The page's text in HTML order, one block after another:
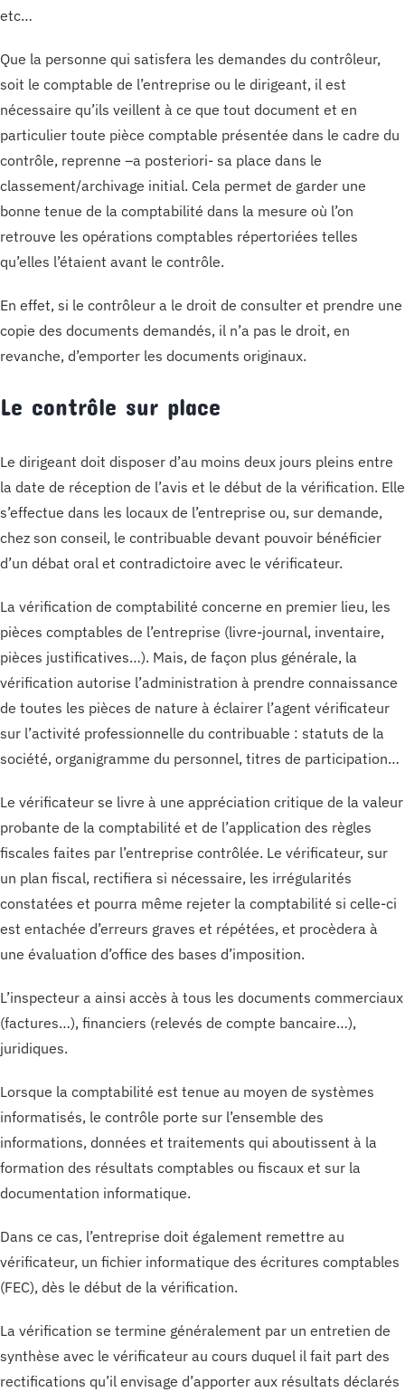
etc…
Que la personne qui satisfera les demandes du contrôleur,
soit le comptable de l’entreprise ou le dirigeant, il est
nécessaire qu’ils veillent à ce que tout document et en
particulier toute pièce comptable présentée dans le cadre du
contrôle, reprenne –a posteriori- sa place dans le
classement/archivage initial. Cela permet de garder une
bonne tenue de la comptabilité dans la mesure où l’on
retrouve les opérations comptables répertoriées telles
qu’elles l’étaient avant le contrôle.
En effet, si le contrôleur a le droit de consulter et prendre une
copie des documents demandés, il n’a pas le droit, en
revanche, d’emporter les documents originaux.
Le contrôle sur place
Le dirigeant doit disposer d’au moins deux jours pleins entre
la date de réception de l’avis et le début de la vérification. Elle
s’effectue dans les locaux de l’entreprise ou, sur demande,
chez son conseil, le contribuable devant pouvoir bénéficier
d’un débat oral et contradictoire avec le vérificateur.
La vérification de comptabilité concerne en premier lieu, les
pièces comptables de l’entreprise (livre-journal, inventaire,
pièces justificatives…). Mais, de façon plus générale, la
vérification autorise l’administration à prendre connaissance
de toutes les pièces de nature à éclairer l’agent vérificateur
sur l’activité professionnelle du contribuable : statuts de la
société, organigramme du personnel, titres de participation…
Le vérificateur se livre à une appréciation critique de la valeur
probante de la comptabilité et de l’application des règles
fiscales faites par l’entreprise contrôlée. Le vérificateur, sur
un plan fiscal, rectifiera si nécessaire, les irrégularités
constatées et pourra même rejeter la comptabilité si celle-ci
est entachée d’erreurs graves et répétées, et procèdera à
une évaluation d’office des bases d’imposition.
L’inspecteur a ainsi accès à tous les documents commerciaux
(factures…), financiers (relevés de compte bancaire…),
juridiques.
Lorsque la comptabilité est tenue au moyen de systèmes
informatisés, le contrôle porte sur l’ensemble des
informations, données et traitements qui aboutissent à la
formation des résultats comptables ou fiscaux et sur la
documentation informatique.
Dans ce cas, l’entreprise doit également remettre au
vérificateur, un fichier informatique des écritures comptables
(FEC), dès le début de la vérification.
La vérification se termine généralement par un entretien de
synthèse avec le vérificateur au cours duquel il fait part des
rectifications qu’il envisage d’apporter aux résultats déclarés